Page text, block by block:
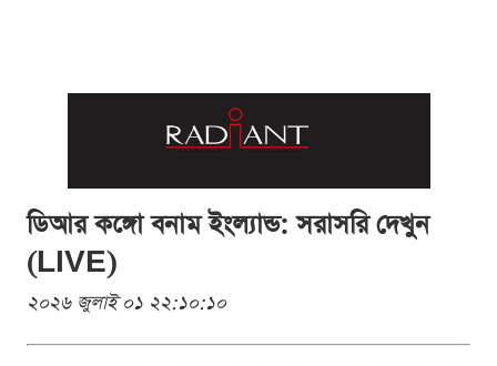
ডিআর কঙ্গো বনাম ইংল্যান্ড: সরাসরি দেখুন
(LIVE)
২০২৬ জুলাই ০১ ২২:১০:১০